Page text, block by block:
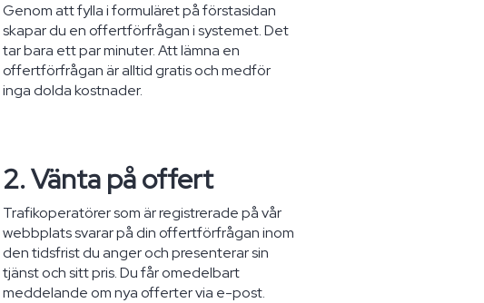
Genom att fylla i formuläret på förstasidan
skapar du en offertförfrågan i systemet. Det
tar bara ett par minuter. Att lämna en
offertförfrågan är alltid gratis och medför
inga dolda kostnader.
2. Vänta på offert
Trafikoperatörer som är registrerade på vår
webbplats svarar på din offertförfrågan inom
den tidsfrist du anger och presenterar sin
tjänst och sitt pris. Du får omedelbart
meddelande om nya offerter via e-post.